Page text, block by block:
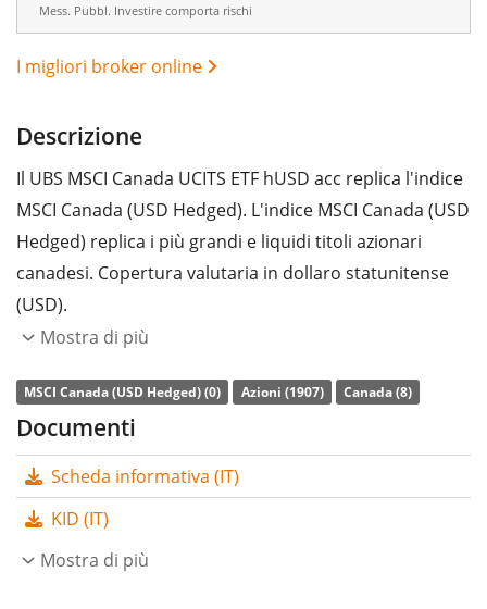
Mess. Pubbl. Investire comporta rischi
I migliori broker online
Descrizione
Il UBS MSCI Canada UCITS ETF hUSD acc replica l'indice
MSCI Canada (USD Hedged). L'indice MSCI Canada (USD
Hedged) replica i più grandi e liquidi titoli azionari
canadesi. Copertura valutaria in dollaro statunitense
(USD).
spesa complessiva
0,36% annuo. L’ETF replica la performance dell’indice
sottostante con
accumulati e reinvestiti nell'ETF.
L’ETF UBS MSCI Canada UCITS ETF hUSD acc è un ETF di
piccole dimensioni con un
Mostra di più
MSCI Canada (USD Hedged) (0) Azioni (1907) Canada (8)
Documenti
Scheda informativa (IT)
KID (IT)
Mostra di più